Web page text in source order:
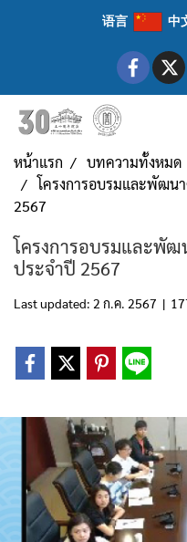
语言 中
หน้าแรก บทความทั้งหมด
โครงการอบรมและพัฒน
2567
โครงการอบรมและพั
ประจำปี 2567
Last updated: 2 ก.ค. 2567 |